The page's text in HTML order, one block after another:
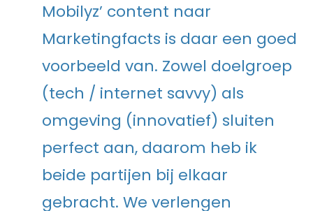
Mobilyz’ content naar
Marketingfacts is daar een goed
voorbeeld van. Zowel doelgroep
(tech / internet savvy) als
omgeving (innovatief) sluiten
perfect aan, daarom heb ik
beide partijen bij elkaar
gebracht. We verlengen